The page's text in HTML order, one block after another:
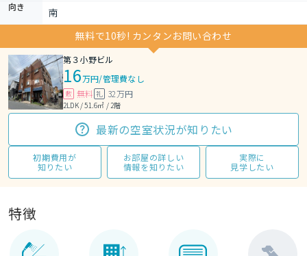
向き
南
無料で10秒! カンタンお問い合わせ
第３小野ビル
16万円/管理費なし
敷 無料 礼 32万円
2LDK / 51.6㎡ / 2階
最新の空室状況が知りたい
初期費用が
知りたい
お部屋の詳しい
情報を知りたい
実際に
見学したい
特徴